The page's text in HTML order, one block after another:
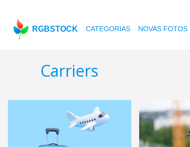
RGBSTOCK CATEGORIAS NOVAS FOTOS
Carriers